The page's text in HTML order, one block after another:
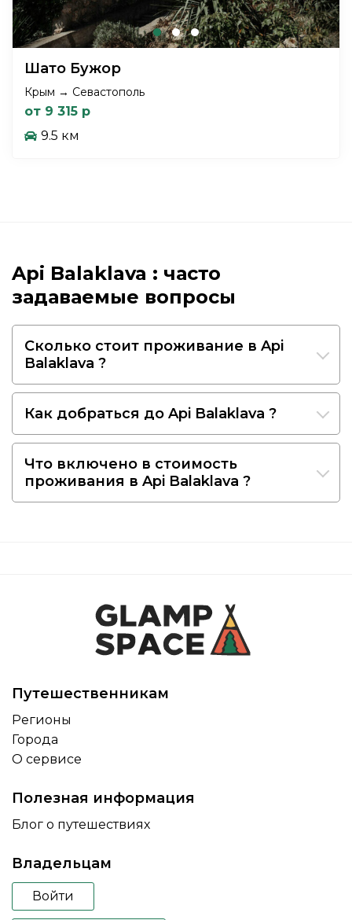
Шато Бужор
Крым → Севастополь
от 9 315 р
9.5 км
Api Balaklava : часто
задаваемые вопросы
Сколько стоит проживание в Api
Balaklava ?
Как добраться до Api Balaklava ?
Что включено в стоимость
проживания в Api Balaklava ?
Путешественникам
Регионы
Города
О сервисе
Полезная информация
Блог о путешествиях
Владельцам
Войти